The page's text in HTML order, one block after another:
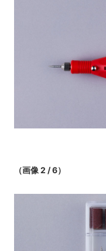
（画像 2 / 6）